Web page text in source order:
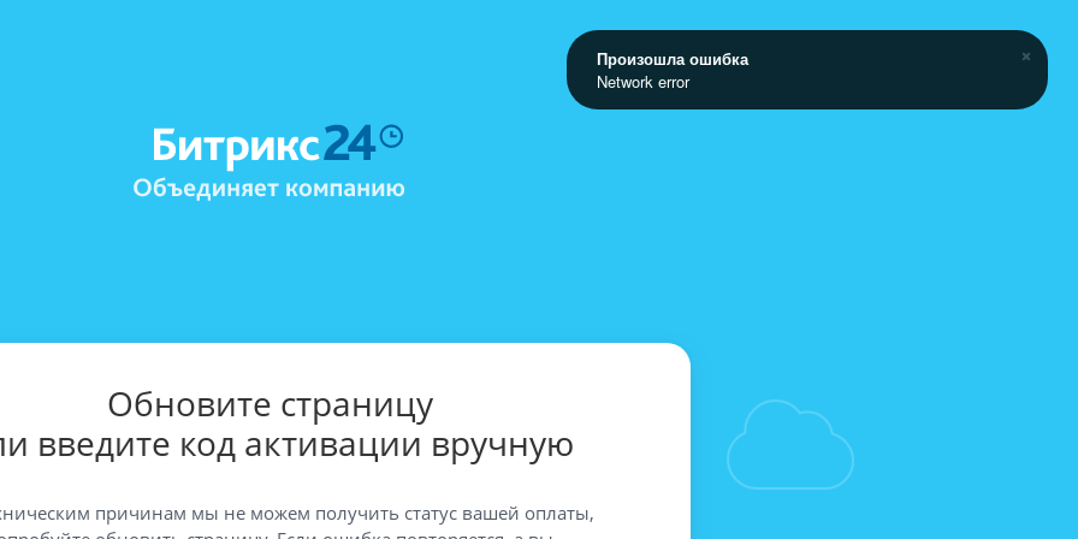
Обновите страницу
введите код активации вручную
причинам мы не можем получить статус вашей оплаты,
Произошла ошибка
Network error